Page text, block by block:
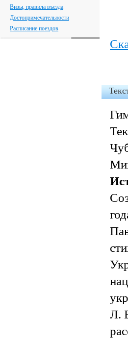
Визы, правила въезда
Достопримечательности
Расписание поездов
Л.